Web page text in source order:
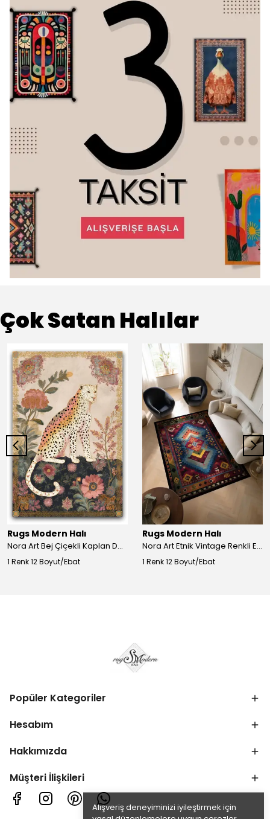
Alışveriş deneyiminizi iyileştirmek için
Çok Satan Halılar
Rugs Modern Halı
Nora Art Bej Çiçekli Kaplan Desenli Dokuma Taban Dekoratif Salon Halısı 61
1 Renk 12 Boyut/Ebat
Rugs Modern Halı
Nora Art Etnik Vintage Renkli Eskitme Dokuma Taban Dekoratif Salon Halısı 63
1 Renk 12 Boyut/Ebat
Popüler Kategoriler
Hesabım
Hakkımızda
Müşteri İlişkileri